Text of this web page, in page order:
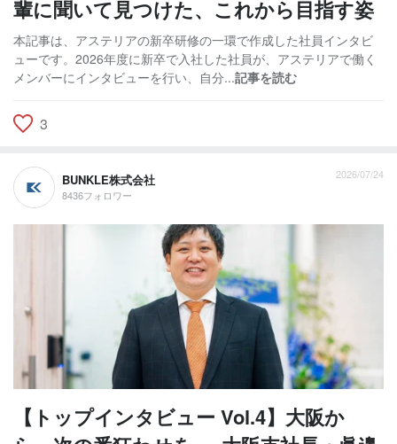
輩に聞いて見つけた、これから目指す姿
本記事は、アステリアの新卒研修の一環で作成した社員インタビ
ューです。2026年度に新卒で入社した社員が、アステリアで働く
メンバーにインタビューを行い、自分...記事を読む
3
BUNKLE株式会社
8436フォロワー
2026/07/24
【トップインタビュー Vol.4】大阪か